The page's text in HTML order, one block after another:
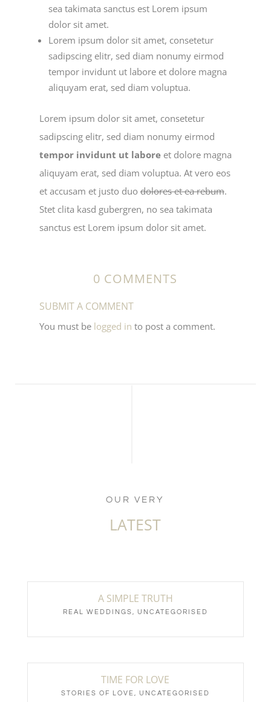
sea takimata sanctus est Lorem ipsum
dolor sit amet.
Lorem ipsum dolor sit amet, consetetur
sadipscing elitr, sed diam nonumy eirmod
tempor invidunt ut labore et dolore magna
aliquyam erat, sed diam voluptua.
Lorem ipsum dolor sit amet, consetetur
sadipscing elitr, sed diam nonumy eirmod
tempor invidunt ut laboreet dolore magna
aliquyam erat, sed diam voluptua. At vero eos
et accusam et justo duodolores et ea rebum.
Stet clita kasd gubergren, no sea takimata
sanctus est Lorem ipsum dolor sit amet.
0 COMMENTS
SUBMIT A COMMENT
You must be logged in to post a comment.
OUR VERY
LATEST
A SIMPLE TRUTH
REAL WEDDINGS, UNCATEGORISED
TIME FOR LOVE
STORIES OF LOVE UNCATEGORISED